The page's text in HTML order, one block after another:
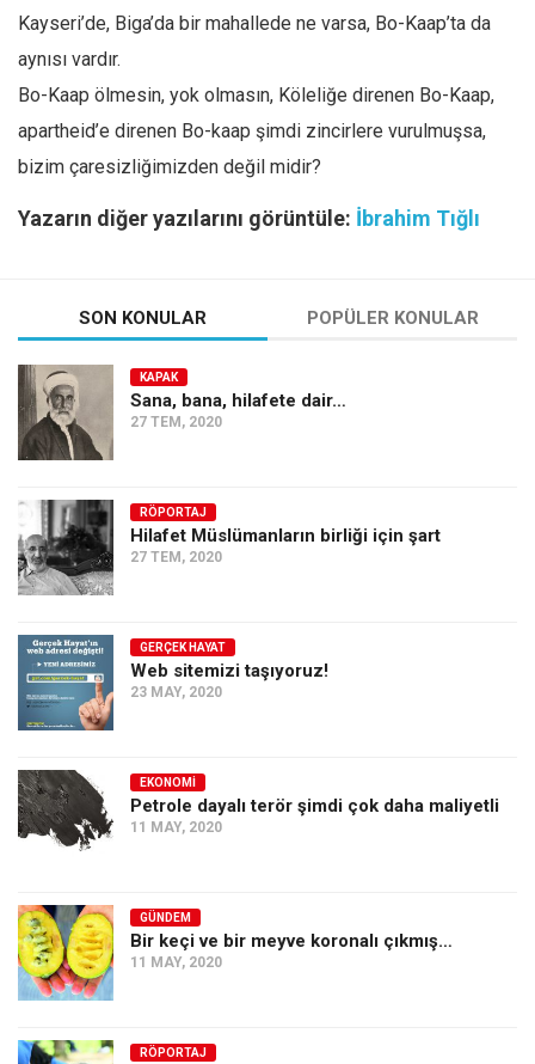
Kayseri’de, Biga’da bir mahallede ne varsa, Bo-Kaap’ta da
aynısı vardır.
Bo-Kaap ölmesin, yok olmasın, Köleliğe direnen Bo-Kaap,
apartheid’e direnen Bo-kaap şimdi zincirlere vurulmuşsa,
bizim çaresizliğimizden değil midir?
Yazarın diğer yazılarını görüntüle: İbrahim Tığlı
SON KONULAR POPÜLER KONULAR
KAPAK
Sana, bana, hilafete dair…
27 TEM, 2020
RÖPORTAJ
Hilafet Müslümanların birliği için şart
27 TEM, 2020
GERÇEK HAYAT
Web sitemizi taşıyoruz!
23 MAY, 2020
EKONOMI
Petrole dayalı terör şimdi çok daha maliyetli
11 MAY, 2020
GÜNDEM
Bir keçi ve bir meyve koronalı çıkmış…
11 MAY, 2020
RÖPORTAJ